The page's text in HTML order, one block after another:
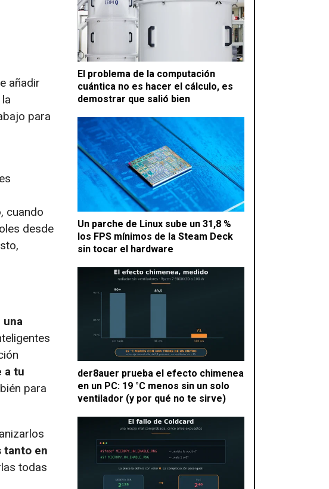
El problema de la computación
cuántica no es hacer el cálculo, es
demostrar que salió bien
Un parche de Linux sube un 31,8 %
los FPS mínimos de la Steam Deck
sin tocar el hardware
der8auer prueba el efecto chimenea
en un PC: 19 °C menos sin un solo
ventilador (y por qué no te sirve)
añadir
para
cuando
desde
una
a tu
para
tanto en
todas